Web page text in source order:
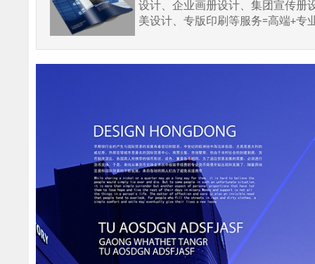
设计、企业画册设计、集团宣传册
美设计、专版印刷等服务=高端+专